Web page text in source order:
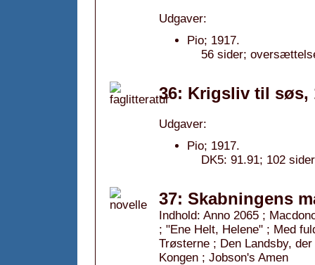
Udgaver:
Pio; 1917.
56 sider;
36: Krigsliv til søs,
Udgaver:
Pio; 1917.
DK5: 91.91; 102
37: Skabningens
Indhold: Anno 2065 ;
; "Ene Helt, Helene" ; Med
Trøsterne ; Den Landsby,
Kongen ; Jobson's Amen